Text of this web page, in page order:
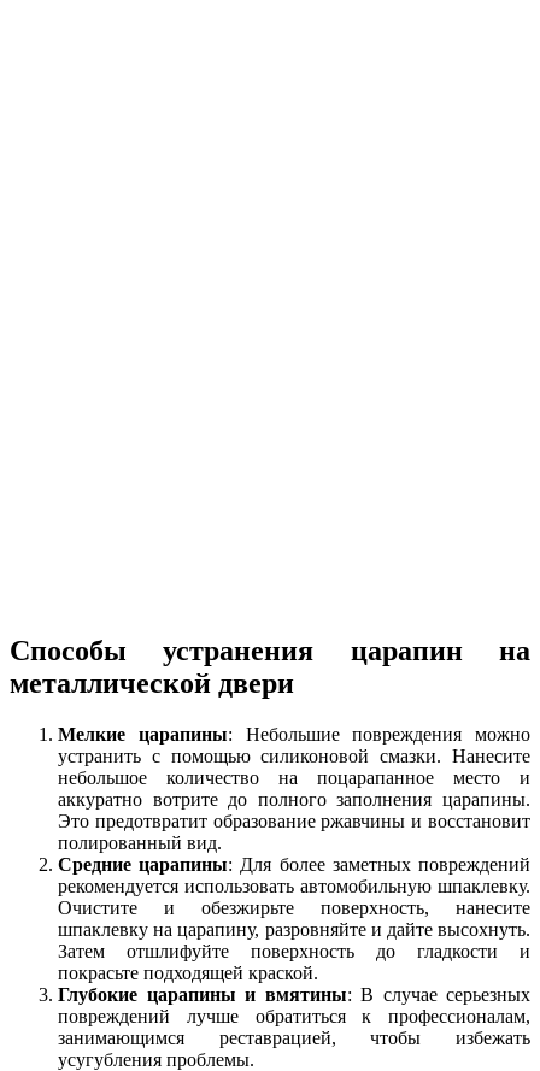
Способы устранения царапин на
металлической двери
Мелкие царапины: Небольшие повреждения можно
устранить с помощью силиконовой смазки. Нанесите
небольшое количество на поцарапанное место и
аккуратно вотрите до полного заполнения царапины.
Это предотвратит образование ржавчины и восстановит
полированный вид.
Средние царапины: Для более заметных повреждений
рекомендуется использовать автомобильную шпаклевку.
Очистите и обезжирьте поверхность, нанесите
шпаклевку на царапину, разровняйте и дайте высохнуть.
Затем отшлифуйте поверхность до гладкости и
покрасьте подходящей краской.
Глубокие царапины и вмятины: В случае серьезных
повреждений лучше обратиться к профессионалам,
занимающимся реставрацией, чтобы избежать
усугубления проблемы.